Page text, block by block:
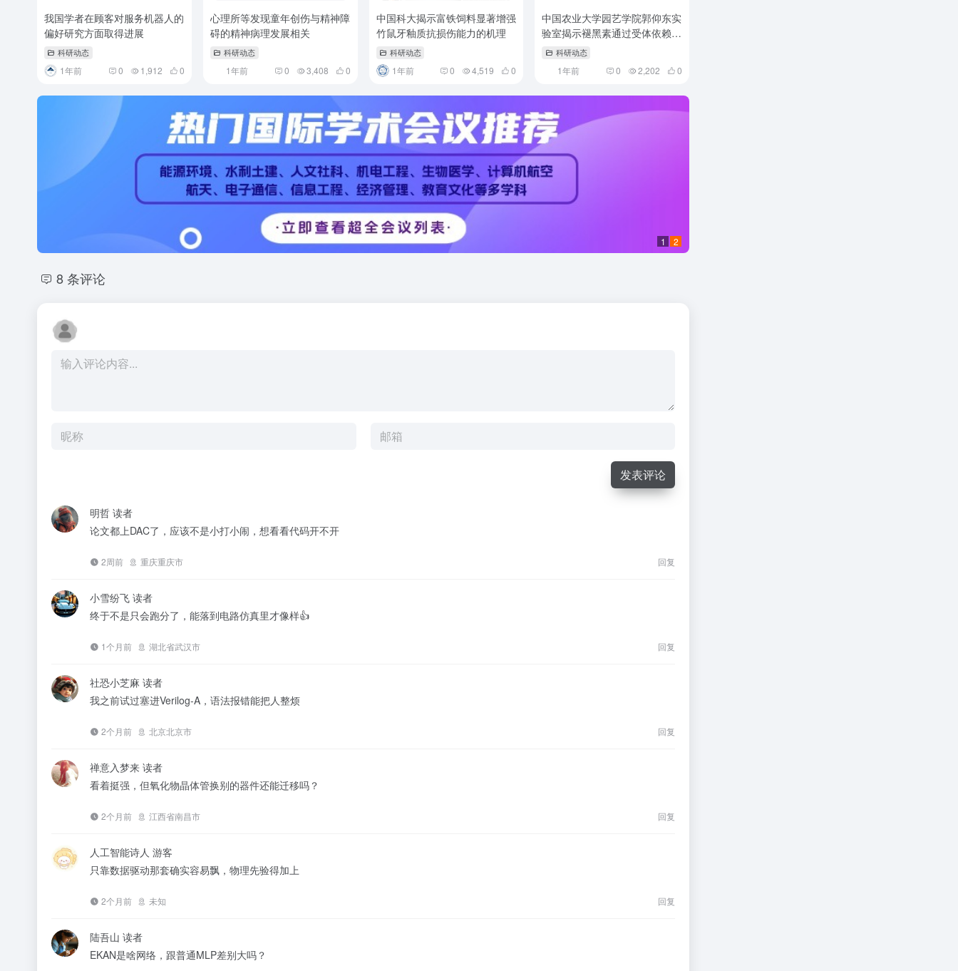
我国学者在顾客对服务机器人的
偏好研究方面取得进展
科研动态
1年前 0 1,912 0
心理所等发现童年创伤与精神障
碍的精神病理发展相关
科研动态
1年前 0 3,408 0
中国科大揭示富铁饲料显著增强
竹鼠牙釉质抗损伤能力的机理
科研动态
1年前 0 4,519 0
中国农业大学园艺学院郭仰东实
验室揭示褪黑素通过受体依赖的
信号转导途径促进植物不定根再
科研动态
1年前 0 2,202 0
1 2
8 条评论
发表评论
明哲 读者
论文都上DAC了，应该不是小打小闹，想看看代码开不开
2周前 重庆重庆市 回复
小雪纷飞 读者
终于不是只会跑分了，能落到电路仿真里才像样👍
1个月前 湖北省武汉市 回复
社恐小芝麻 读者
我之前试过塞进Verilog-A，语法报错能把人整烦
2个月前 北京北京市 回复
禅意入梦来 读者
看着挺强，但氧化物晶体管换别的器件还能迁移吗？
2个月前 江西省南昌市 回复
人工智能诗人 游客
只靠数据驱动那套确实容易飘，物理先验得加上
2个月前 未知 回复
陆吾山 读者
EKAN是啥网络，跟普通MLP差别大吗？